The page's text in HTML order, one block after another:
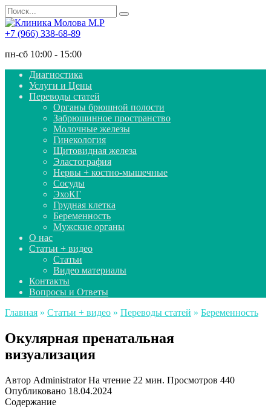
Перейти
к
содержанию
Search
for:
+7 (966) 338-68-89
пн-сб 10:00 - 15:00
Диагностика
Услуги и Цены
Переводы статей
Органы брюшной полости
Забрюшинное пространство
Молочные железы
Гинекология
Щитовидная железа
Эластография
Нервы + костно-мышечные
Сосуды
ЭхоКГ
Грудная клетка
Беременность
Мужские органы
О нас
Статьи + видео
Статьи
Видео материалы
Контакты
Вопросы и Ответы
Главная » Статьи + видео » Переводы статей » Беременность
Окулярная пренатальная
визуализация
Автор Administrator На чтение 22 мин. Просмотров 440
Опубликовано 18.04.2024
Содержание